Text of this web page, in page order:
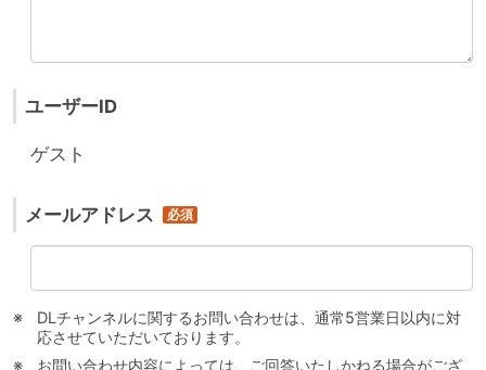
ユーザーID
ゲスト
メールアドレス
DLチャンネルに関するお問い合わせは、通常5営業日以内に対
応させていただいております。
お問い合わせ内容によっては、ご回答いたしかねる場合がござ